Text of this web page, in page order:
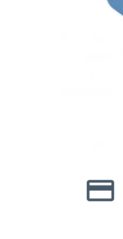
Culcușuri & Saltele Câini